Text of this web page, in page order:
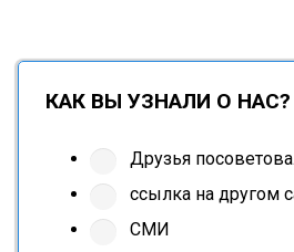
КАК ВЫ УЗНАЛИ О НАС?
Друзья
ссылка на другом
СМИ